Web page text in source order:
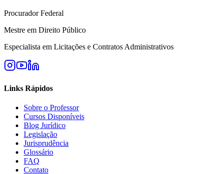
Procurador Federal
Mestre em Direito Público
Especialista em Licitações e Contratos Administrativos
Links Rápidos
Sobre o Professor
Cursos Disponíveis
Blog Jurídico
Legislação
Jurisprudência
Glossário
FAQ
Contato